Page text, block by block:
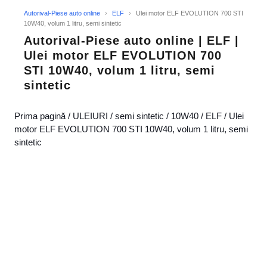
Autorival-Piese auto online › ELF ›
Ulei motor ELF EVOLUTION 700 STI
10W40, volum 1 litru, semi sintetic
Autorival-Piese auto online | ELF |
Ulei motor ELF EVOLUTION 700
STI 10W40, volum 1 litru, semi
sintetic
Prima pagină / ULEIURI / semi sintetic / 10W40 / ELF / Ulei
motor ELF EVOLUTION 700 STI 10W40, volum 1 litru, semi
sintetic